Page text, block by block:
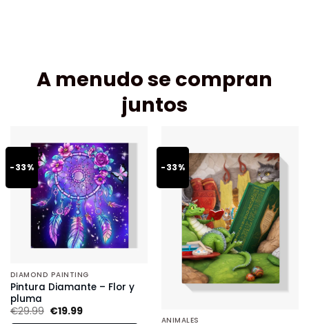
A menudo se compran
juntos
-33%
DIAMOND PAINTING
Pintura Diamante – Flor y
pluma
€29.99 €19.99
-33%
ANIMALES